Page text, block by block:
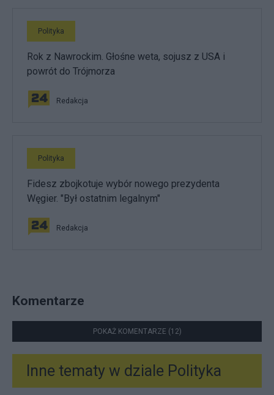
Polityka
Rok z Nawrockim. Głośne weta, sojusz z USA i
powrót do Trójmorza
Redakcja
Polityka
Fidesz zbojkotuje wybór nowego prezydenta
Węgier. "Był ostatnim legalnym"
Redakcja
Komentarze
POKAŻ KOMENTARZE (12)
Inne tematy w dziale Polityka